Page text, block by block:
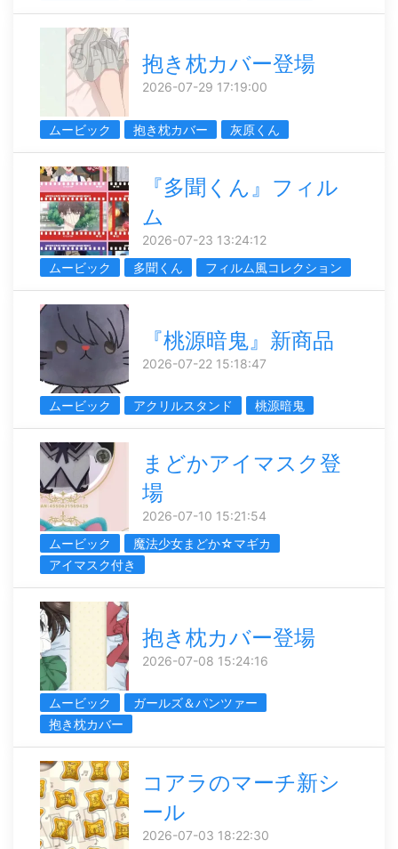
抱き枕カバー登場
2026-07-29 17:19:00
ムービック 抱き枕カバー 灰原くん
『多聞くん』フィル
ム
2026-07-23 13:24:12
ムービック
多聞くん フィルム風コレクション
『桃源暗鬼』新商品
2026-07-22 15:18:47
ムービック アクリルスタンド 桃源暗鬼
まどかアイマスク登
場
2026-07-10 15:21:54
ムービック
魔法少女まどか☆マギカ
アイマスク付き
抱き枕カバー登場
2026-07-08 15:24:16
ムービック
ガールズ＆パンツァー
抱き枕カバー
コアラのマーチ新シ
ール
2026-07-03 18:22:30